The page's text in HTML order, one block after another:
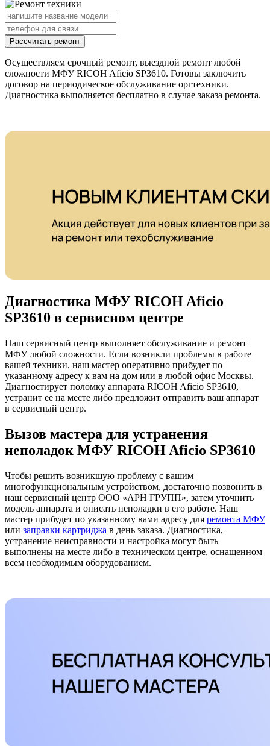
Рассчитать ремонт
Осуществляем срочный ремонт, выездной ремонт любой
сложности МФУ RICOH Aficio SP3610. Готовы заключить
договор на периодическое обслуживание оргтехники.
Диагностика выполняется бесплатно в случае заказа ремонта.
Диагностика МФУ RICOH Aficio
SP3610 в сервисном центре
Наш сервисный центр выполняет обслуживание и ремонт
МФУ любой сложности. Если возникли проблемы в работе
вашей техники, наш мастер оперативно прибудет по
указанному адресу к вам на дом или в любой офис Москвы.
Диагностирует поломку аппарата RICOH Aficio SP3610,
устранит ее на месте либо предложит отправить ваш аппарат
в сервисный центр.
Вызов мастера для устранения
неполадок МФУ RICOH Aficio SP3610
Чтобы решить возникшую проблему с вашим
многофункциональным устройством, достаточно позвонить в
наш сервисный центр ООО «АРН ГРУПП», затем уточнить
модель аппарата и описать неполадки в его работе. Наш
мастер прибудет по указанному вами адресу для ремонта МФУ
или заправки картриджа в день заказа. Диагностика,
устранение неисправности и настройка могут быть
выполнены на месте либо в техническом центре, оснащенном
всем необходимым оборудованием.